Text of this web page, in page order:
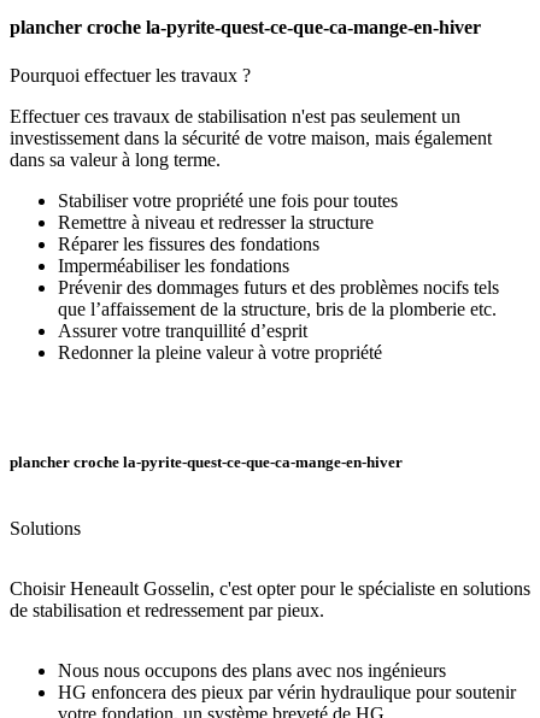
plancher croche la-pyrite-quest-ce-que-ca-mange-en-hiver
Pourquoi effectuer les travaux ?
Effectuer ces travaux de stabilisation n'est pas seulement un
investissement dans la sécurité de votre maison, mais également
dans sa valeur à long terme.
Stabiliser votre propriété une fois pour toutes
Remettre à niveau et redresser la structure
Réparer les fissures des fondations
Imperméabiliser les fondations
Prévenir des dommages futurs et des problèmes nocifs tels
que l’affaissement de la structure, bris de la plomberie etc.
Assurer votre tranquillité d’esprit
Redonner la pleine valeur à votre propriété
plancher croche la-pyrite-quest-ce-que-ca-mange-en-hiver
Solutions
Choisir Heneault Gosselin, c'est opter pour le spécialiste en solutions
de stabilisation et redressement par pieux.
Nous nous occupons des plans avec nos ingénieurs
HG enfoncera des pieux par vérin hydraulique pour soutenir
votre fondation, un système breveté de HG